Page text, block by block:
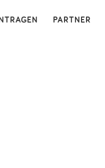
PARTNER